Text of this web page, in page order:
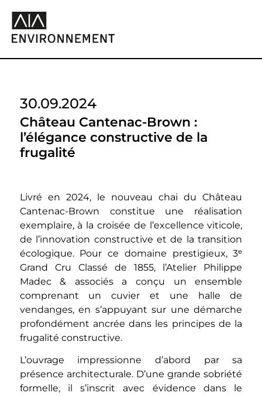
30.09.2024
Château Cantenac-Brown :
l’élégance constructive de la
frugalité
Livré en 2024, le nouveau chai du Château
Cantenac-Brown constitue une réalisation
exemplaire, à la croisée de l’excellence viticole,
de l’innovation constructive et de la transition
écologique. Pour ce domaine prestigieux, 3ᵉ
Grand Cru Classé de 1855, l’Atelier Philippe
Madec & associés a conçu un ensemble
comprenant un cuvier et une halle de
vendanges, en s’appuyant sur une démarche
profondément ancrée dans les principes de la
frugalité constructive.
L’ouvrage impressionne d’abord par sa
présence architecturale. D’une grande sobriété
formelle, il s’inscrit avec évidence dans le